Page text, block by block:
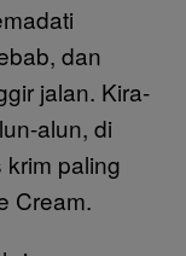
dan
jalan. Kira-
alun, di
paling
Cream.